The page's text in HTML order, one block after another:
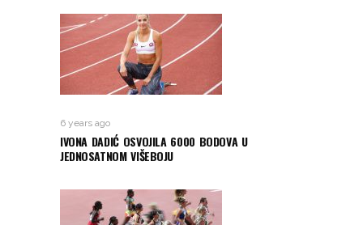
6 years ago
IVONA DADIĆ OSVOJILA 6000 BODOVA U
JEDNOSATNOM VIŠEBOJU